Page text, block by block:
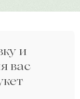
2022-04-07
2022-03-25
2022-02-05
и
вас